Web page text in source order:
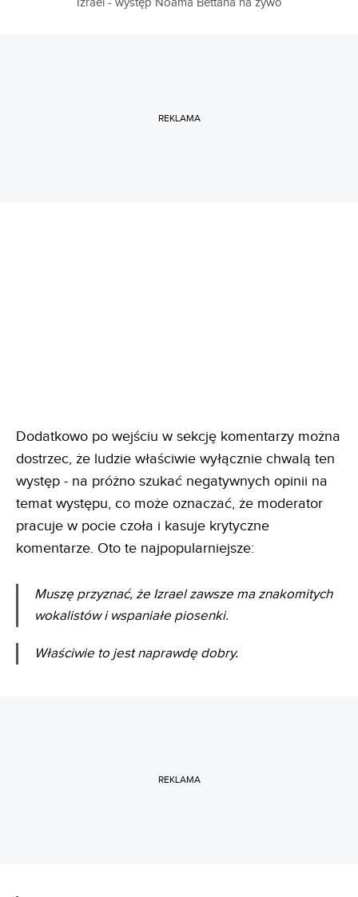
Izrael - występ Noama Bettana na żywo
REKLAMA
Dodatkowo po wejściu w sekcję komentarzy można
dostrzec, że ludzie właściwie wyłącznie chwalą ten
występ - na próżno szukać negatywnych opinii na
temat występu, co może oznaczać, że moderator
pracuje w pocie czoła i kasuje krytyczne
komentarze. Oto te najpopularniejsze:
Muszę przyznać, że Izrael zawsze ma znakomitych
wokalistów i wspaniałe piosenki.
Właściwie to jest naprawdę dobry.
REKLAMA